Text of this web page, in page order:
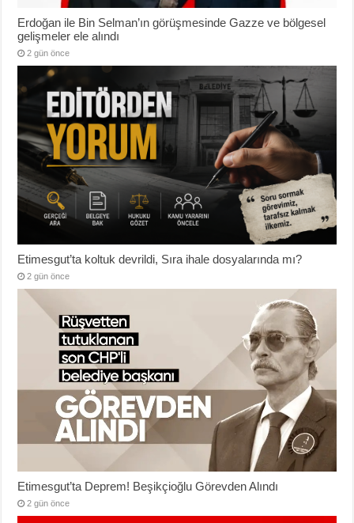
Erdoğan ile Bin Selman’ın görüşmesinde Gazze ve bölgesel
gelişmeler ele alındı
2 gün önce
Etimesgut’ta koltuk devrildi, Sıra ihale dosyalarında mı?
2 gün önce
Etimesgut’ta Deprem! Beşikçioğlu Görevden Alındı
2 gün önce